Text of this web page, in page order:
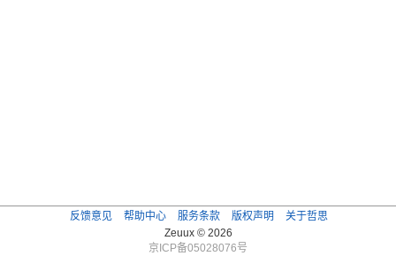
反馈意见 帮助中心 服务条款 版权声明
关于哲思
Zeuux © 2026
京ICP备05028076号